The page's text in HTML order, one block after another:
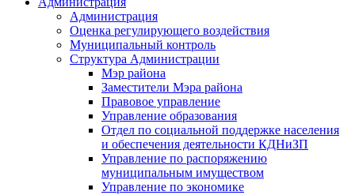
Администрация
Оценка регулирующего воздействия
Муниципальный контроль
Структура Администрации
Мэр района
Заместители Мэра района
Правовое управление
Управление образования
Отдел по социальной поддержке населения
и обеспечения деятельности КДНиЗП
Управление по распоряжению
муниципальным имуществом
Управление по экономике